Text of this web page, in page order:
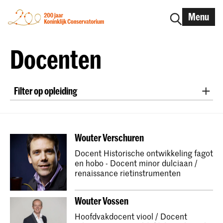
Menu
Docenten
Filter op opleiding
Master Oude Muziek Fortepiano
Bachelor Oude Muziek Historische Klarinet
Master Oude Muziek Historische Klarinet
Bachelor Oude Muziek Klavecimbel
Master Oude Muziek Klavecimbel
Wouter Verschuren
Docent Historische ontwikkeling fagot
en hobo - Docent minor dulciaan /
renaissance rietinstrumenten
Wouter Vossen
Hoofdvakdocent viool / Docent